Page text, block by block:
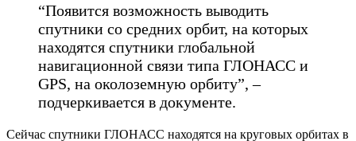
“Появится возможность выводить
спутники со средних орбит, на которых
находятся спутники глобальной
навигационной связи типа ГЛОНАСС и
GPS, на околоземную орбиту”, –
подчеркивается в документе.
Сейчас спутники ГЛОНАСС находятся на круговых орбитах в